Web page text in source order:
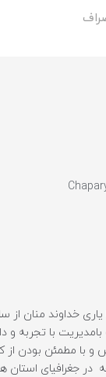
بامدیریت با تجربه و
و با مطمئن بودن از
جغرافیای استان